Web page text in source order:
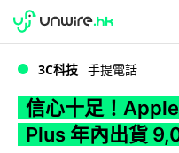
WWDC 2026
3C科技 手提電話
信心十足！
Plus 年內出貨